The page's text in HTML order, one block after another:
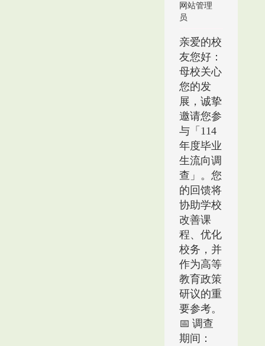
网站管理
员
亲爱的校
友您好：
母校关心
您的发
展，诚挚
邀请您参
与「114
年度毕业
生流向调
查」。您
的回馈将
协助学校
改善课
程、优化
校务，并
作为高等
教育政策
研议的重
要参考。
📅 调查
期间：